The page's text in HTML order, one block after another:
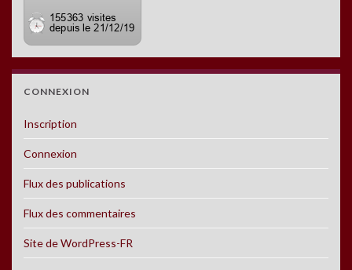
CONNEXION
Inscription
Connexion
Flux des publications
Flux des commentaires
Site de WordPress-FR